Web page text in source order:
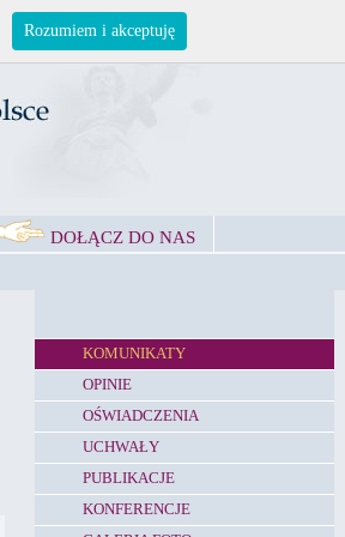
DOŁĄCZ DO NAS
KOMUNIKATY
OPINIE
OŚWIADCZENIA
UCHWAŁY
PUBLIKACJE
KONFERENCJE
Rozumiem i akceptuję